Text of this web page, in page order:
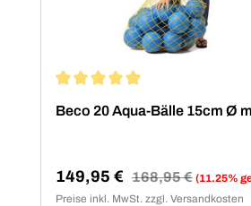
Beco 20 Aqua-Bälle 15cm Ø
Verkaufspreis:
149,95 € Regulärer Preis:
168,95 € (11.25%
Preise inkl. MwSt. zzgl. Versandkosten